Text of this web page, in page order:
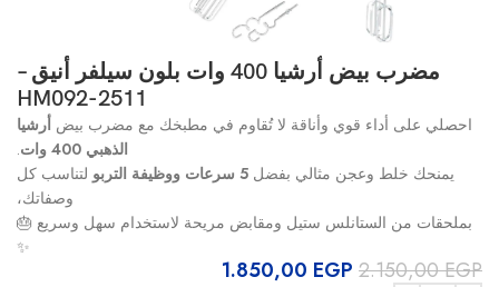
مضرب بيض أرشيا 400 وات بلون سيلفر أنيق –
HM092-2511
احصلي على أداء قوي وأناقة لا تُقاوم في مطبخك مع مضرب بيض أرشيا
الذهبي 400 وات
.
يمنحك خلط وعجن مثالي بفضل 5 سرعات ووظيفة التربو
لتناسب كل
وصفاتك،
بملحقات من الستانلس ستيل ومقابض مريحة لاستخدام سهل وسريع 🎂
✨
2.150,00EGP
1.850,00 EGP